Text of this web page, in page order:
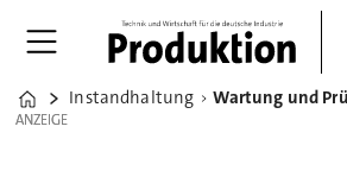
Home
Instandhaltung
ANZEIGE
ANZEIGE